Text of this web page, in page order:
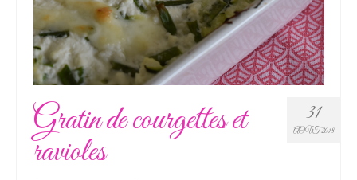
31
AOÛT 2018
Gratin de courgettes et
ravioles